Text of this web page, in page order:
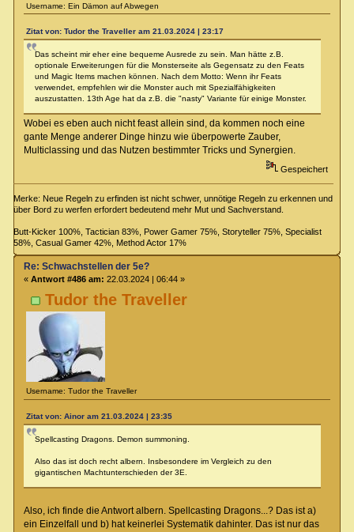
Username: Ein Dämon auf Abwegen
Zitat von: Tudor the Traveller am 21.03.2024 | 23:17
Das scheint mir eher eine bequeme Ausrede zu sein. Man hätte z.B.
optionale Erweiterungen für die Monsterseite als Gegensatz zu den Feats
und Magic Items machen können. Nach dem Motto: Wenn ihr Feats
verwendet, empfehlen wir die Monster auch mit Spezialfähigkeiten
auszustatten. 13th Age hat da z.B. die "nasty" Variante für einige Monster.
Wobei es eben auch nicht feast allein sind, da kommen noch eine
gante Menge anderer Dinge hinzu wie überpowerte Zauber,
Multiclassing und das Nutzen bestimmter Tricks und Synergien.
Gespeichert
Merke: Neue Regeln zu erfinden ist nicht schwer, unnötige Regeln zu erkennen und
über Bord zu werfen erfordert bedeutend mehr Mut und Sachverstand.
Butt-Kicker 100%, Tactician 83%, Power Gamer 75%, Storyteller 75%, Specialist
58%, Casual Gamer 42%, Method Actor 17%
Tudor the Traveller
Username: Tudor the Traveller
Re: Schwachstellen der 5e?
« Antwort #486 am: 22.03.2024 | 06:44 »
Zitat von: Ainor am 21.03.2024 | 23:35
Spellcasting Dragons. Demon summoning.
Also das ist doch recht albern. Insbesondere im Vergleich zu den
gigantischen Machtunterschieden der 3E.
Also, ich finde die Antwort albern. Spellcasting Dragons...? Das ist a)
ein Einzelfall und b) hat keinerlei Systematik dahinter. Das ist nur das